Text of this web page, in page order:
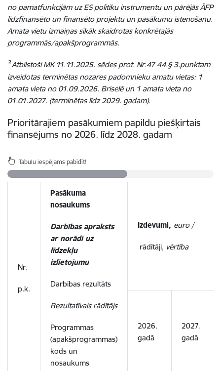
no pamatfunkcijām uz ES politiku instrumentu un pārējās ĀFP
līdzfinansēto un finansēto projektu un pasākumu īstenošanu.
Amata vietu izmaiņas sīkāk skaidrotas konkrētajās
programmās/apakšprogrammās.
3Atbilstoši MK 11.11.2025. sēdes prot. Nr.47 44.§ 3.punktam
izveidotas terminētas nozares padomnieku amatu vietas: 1
amata vieta no 01.09.2026. Briselē un 1 amata vieta no
01.01.2027. (terminētas līdz 2029. gadam).
Prioritārajiem pasākumiem papildu piešķirtais
finansējums no 2026. līdz 2028. gadam
Tabulu iespējams pabīdīt!
Nr.
p.k.
Pasākuma
nosaukums
Darbības apraksts
ar norādi uz
līdzekļu
izlietojumu
Darbības rezultāts
Rezultatīvais rādītājs
Programmas
(apakšprogrammas)
kods un
nosaukums
Izdevumi, euro/
rādītāji, vērtība
2026.
gadā
2027.
gadā